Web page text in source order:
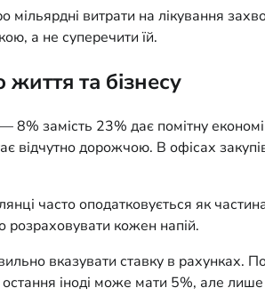
мільярдні витрати на лікування
а не суперечити їй.
та бізнесу
замість 23% дає помітну
відчутно дорожчою. В офісах
часто оподатковується як
розраховувати кожен напій.
вказувати ставку в рахунках.
іноді може мати 5%, але